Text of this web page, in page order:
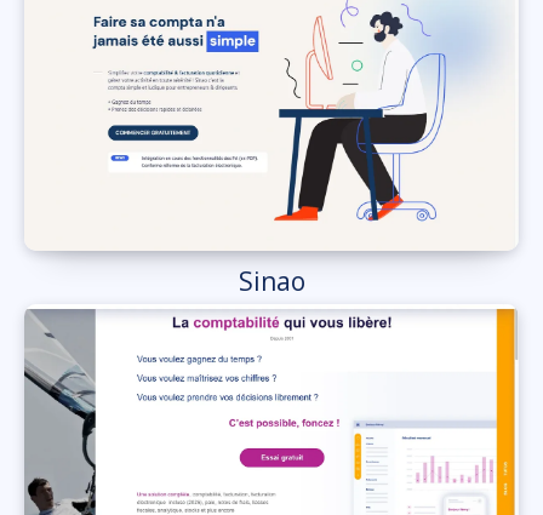
Sinao